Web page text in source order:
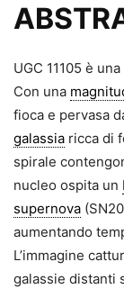
UGC 11105 è
Con una
fioca e pervasa
galassia ricca di
spirale
nucleo ospita un
supernova
aumentando
L’immagine
galassie distanti